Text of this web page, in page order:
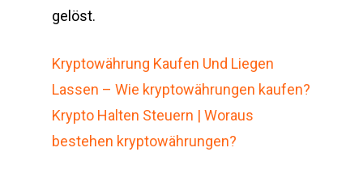
gelöst.
Kryptowährung Kaufen Und Liegen
Lassen – Wie kryptowährungen kaufen?
Krypto Halten Steuern | Woraus
bestehen kryptowährungen?